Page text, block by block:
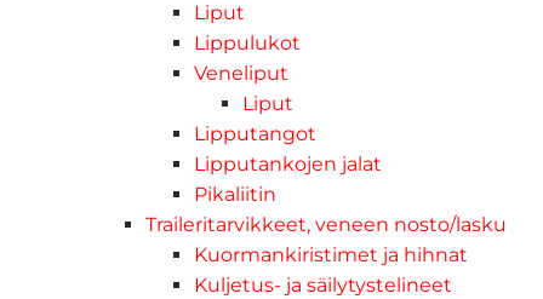
Liput
Lippulukot
Veneliput
Liput
Lipputangot
Lipputankojen jalat
Pikaliitin
Traileritarvikkeet, veneen nosto/lasku
Kuormankiristimet ja hihnat
Kuljetus- ja säilytystelineet